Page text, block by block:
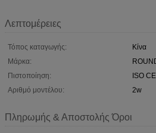
Λεπτομέρειες
Τόπος καταγωγής:
Κίνα
Μάρκα:
Πιστοποίηση:
ISO
Αριθμό μοντέλου:
2w
Πληρωμής & Αποστολής Όροι